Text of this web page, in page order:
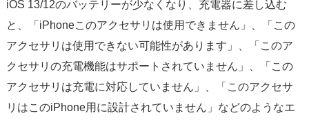
iOS 13/12のバッテリーが少なくなり、充電器に差し込む
と、「iPhoneこのアクセサリは使用できません」、「この
アクセサリは使用できない可能性があります」、「このア
クセサリの充電機能はサポートされていません」、「この
アクセサリは充電に対応していません」、「このアクセサ
リはこのiPhone用に設計されていません」などのようなエ